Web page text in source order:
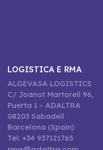
LOGISTICA E RMA
ALGEVASA LOGISTICS
C/ Joanot Martorell 96,
Puerta 1 – ADALTRA
08203 Sabadell
Barcelona (Spain)
Tel: +34 937121765